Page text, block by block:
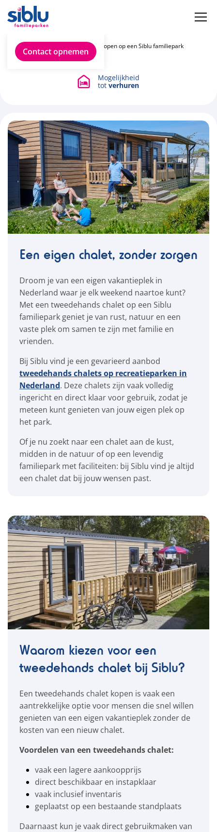
Contact opnemen
Tweedehands chalet kopen op een Siblu familiepark
Mogelijkheid
tot verhuren
Een eigen chalet, zonder zorgen
Droom je van een eigen vakantieplek in
Nederland waar je elk weekend naartoe kunt?
Met een tweedehands chalet op een Siblu
familiepark geniet je van rust, natuur en een
vaste plek om samen te zijn met familie en
vrienden.
Bij Siblu vind je een gevarieerd aanbod
tweedehands chalets op recreatieparken in
Nederland. Deze chalets zijn vaak volledig
ingericht en direct klaar voor gebruik, zodat je
meteen kunt genieten van jouw eigen plek op
het park.
Of je nu zoekt naar een chalet aan de kust,
midden in de natuur of op een levendig
familiepark met faciliteiten: bij Siblu vind je altijd
een chalet dat bij jouw wensen past.
Waarom kiezen voor een
tweedehands chalet bij Siblu?
Een tweedehands chalet kopen is vaak een
aantrekkelijke optie voor mensen die snel willen
genieten van een eigen vakantieplek zonder de
kosten van een nieuw chalet.
Voordelen van een tweedehands chalet:
vaak een lagere aankoopprijs
direct beschikbaar en instapklaar
vaak inclusief inventaris
geplaatst op een bestaande standplaats
Daarnaast kun je vaak direct gebruikmaken van